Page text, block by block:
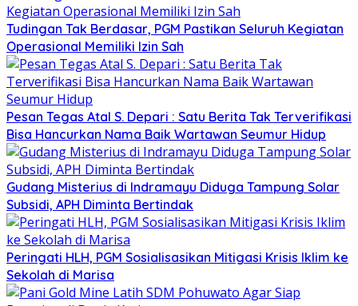
Tudingan Tak Berdasar, PGM Pastikan Seluruh Kegiatan
Operasional Memiliki Izin Sah
Pesan Tegas Atal S. Depari : Satu Berita Tak Terverifikasi
Bisa Hancurkan Nama Baik Wartawan Seumur Hidup
Gudang Misterius di Indramayu Diduga Tampung Solar
Subsidi, APH Diminta Bertindak
Peringati HLH, PGM Sosialisasikan Mitigasi Krisis Iklim ke
Sekolah di Marisa